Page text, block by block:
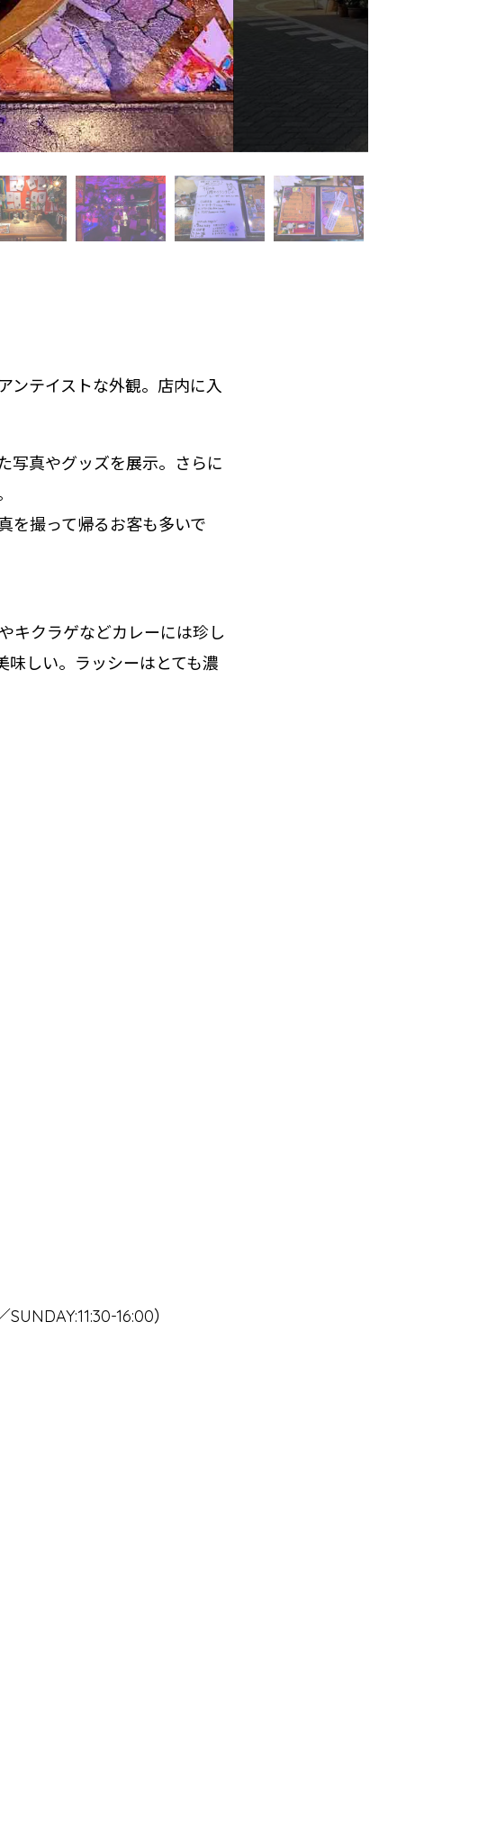
ンテイストな外観。店内に入
写真やグッズを展示。さらに
を撮って帰るお客も多いで
キクラゲなどカレーには珍し
味しい。ラッシーはとても濃
16:00）